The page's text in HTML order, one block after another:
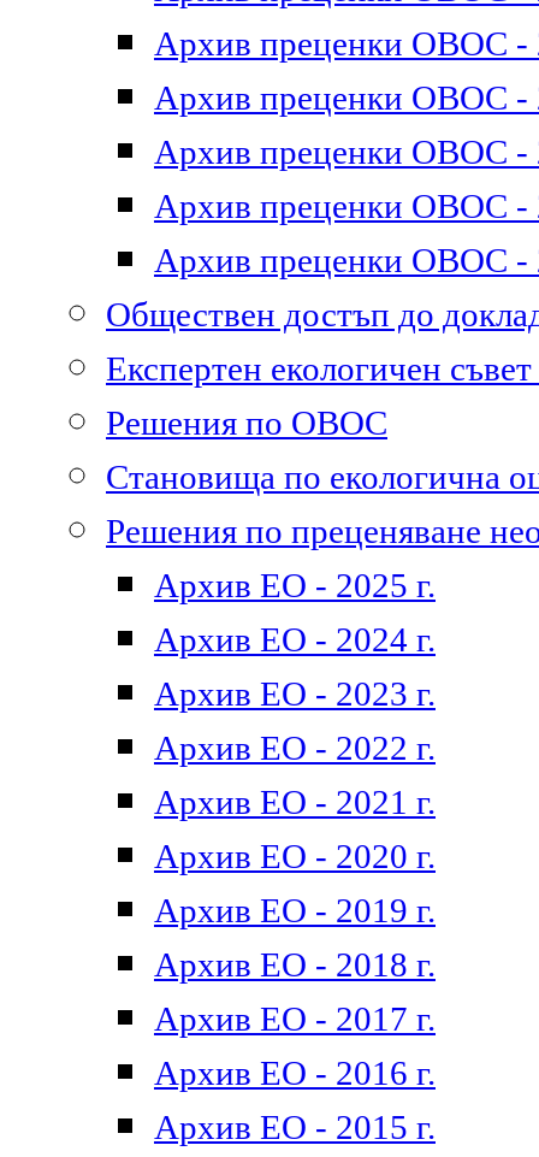
Архив преценки ОВОС -
Архив преценки ОВОС -
Архив преценки ОВОС -
Архив преценки ОВОС -
Архив преценки ОВОС -
Обществен достъп до
Експертен екологичен
Решения по ОВОС
Становища по екологична
Решения по преценяване
Архив ЕО - 2025 г.
Архив ЕО - 2024 г.
Архив ЕО - 2023 г.
Архив ЕО - 2022 г.
Архив ЕО - 2021 г.
Архив ЕО - 2020 г.
Архив ЕО - 2019 г.
Архив ЕО - 2018 г.
Архив ЕО - 2017 г.
Архив ЕО - 2016 г.
Архив ЕО - 2015 г.